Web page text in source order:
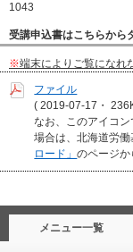
1043
受講申込書はこちらから
※端末によりご覧になれ
ファイル
(2019-07-17・
なお、このアイコ
場合は、北海道労
ロード」のページか
メニュー一覧